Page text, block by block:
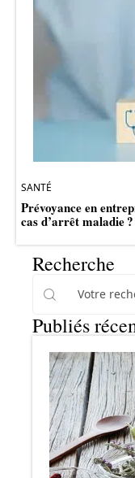
SANTÉ
Prévoyance en
cas d’arrêt maladie ?
Recherche
Publiés